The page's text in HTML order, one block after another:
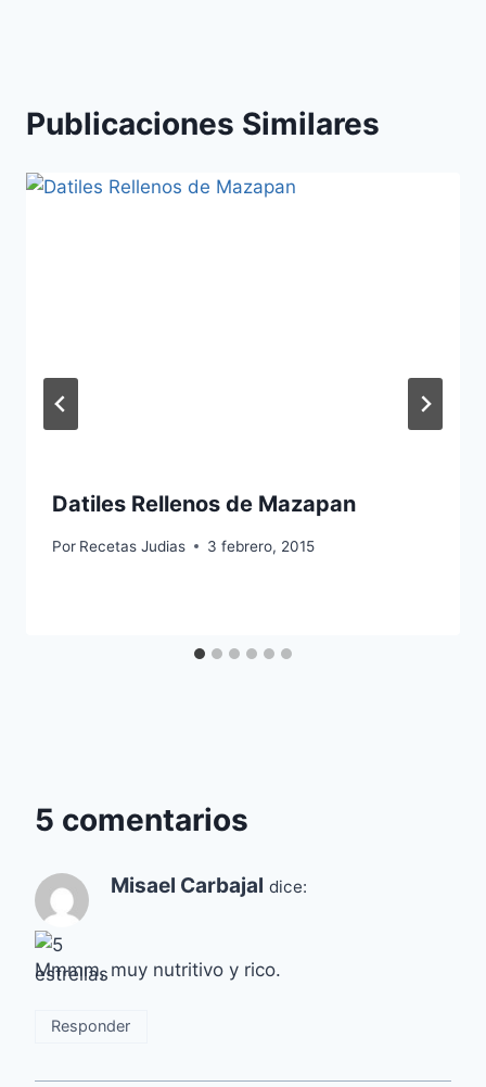
Publicaciones Similares
Datiles Rellenos de Mazapan
Por Recetas Judias 3 febrero, 2015
5 comentarios
Misael Carbajal dice:
Mmmm, muy nutritivo y rico.
Responder